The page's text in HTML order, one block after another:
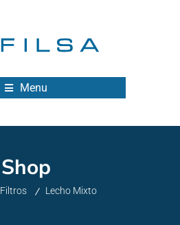
Menu
Shop
Filtros Lecho Mixto